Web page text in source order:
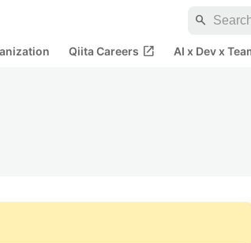
search
Qiita Careers open_in_new AI x Dev x